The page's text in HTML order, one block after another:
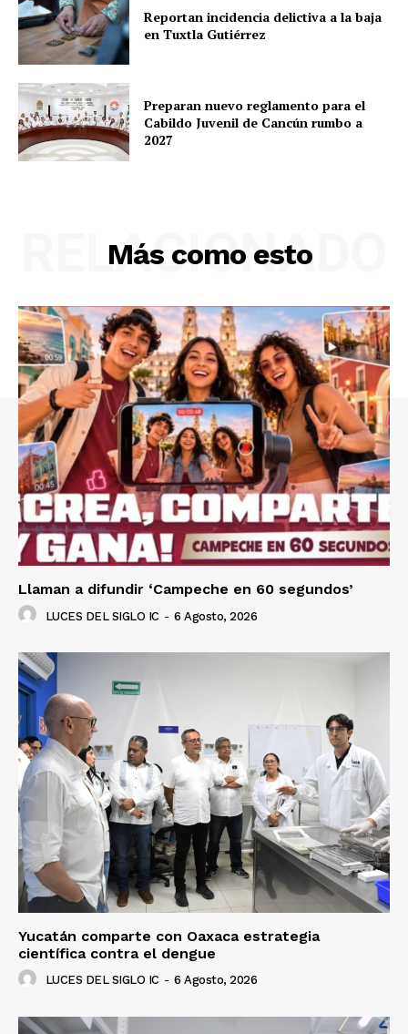
Reportan incidencia delictiva a la baja
en Tuxtla Gutiérrez
Preparan nuevo reglamento para el
Cabildo Juvenil de Cancún rumbo a
2027
Más como esto
RELACIONADO
Llaman a difundir ‘Campeche en 60 segundos’
LUCES DEL SIGLO IC - 6 Agosto, 2026
Yucatán comparte con Oaxaca estrategia
científica contra el dengue
LUCES DEL SIGLO IC - 6 Agosto, 2026